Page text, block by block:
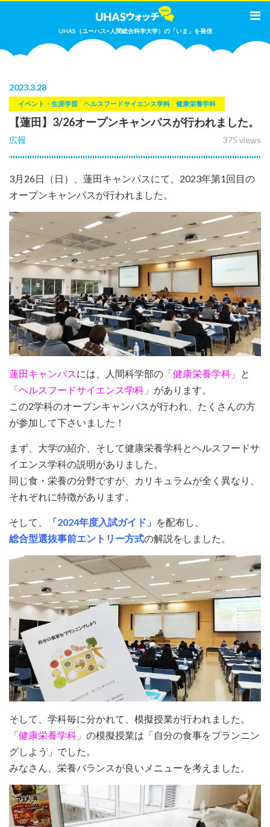
UHAS（ユーハス=人間総合科学大学）の「いま」を発信
2023.3.28
イベント・生涯学習 ヘルスフードサイエンス学科 健康栄養学科
【蓮田】3/26オープンキャンパスが行われました。
375 views
広報
3月26日（日）、蓮田キャンパスにて、2023年第1回目の
オープンキャンパスが行われました。
蓮田キャンパスには、人間科学部の 「健康栄養学科」 と
「ヘルスフードサイエンス学科」 があります。
この2学科のオープンキャンパスが行われ、たくさんの方
が参加して下さいました！
まず、大学の紹介、そして健康栄養学科とヘルスフードサ
イエンス学科の説明がありました。
同じ食・栄養の分野ですが、カリキュラムが全く異なり、
それぞれに特徴があります。
そして、 「2024年度入試ガイド」 を配布し、
総合型選抜事前エントリー方式の解説をしました。
そして、学科毎に分かれて、模擬授業が行われました。
「健康栄養学科」 の模擬授業は「自分の食事をプランニン
グしよう」でした。
みなさん、栄養バランスが良いメニューを考えました。